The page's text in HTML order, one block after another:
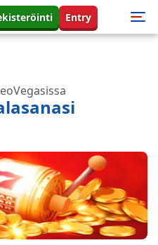
Entry